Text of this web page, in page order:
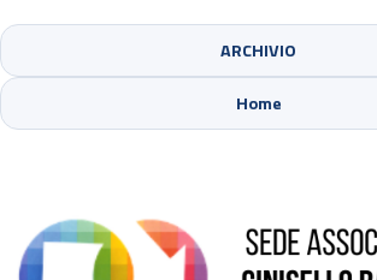
ARCHIVIO
Home
Sede di Cinisello Balsamo
Sede di Sesto San Giovanni